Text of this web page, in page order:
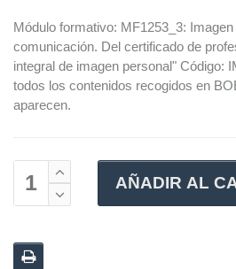
Módulo formativo: MF1253_3:
comunicación. Del certificado de
integral de imagen personal" Código:
todos los contenidos recogidos en
aparecen.
AÑADIR AL